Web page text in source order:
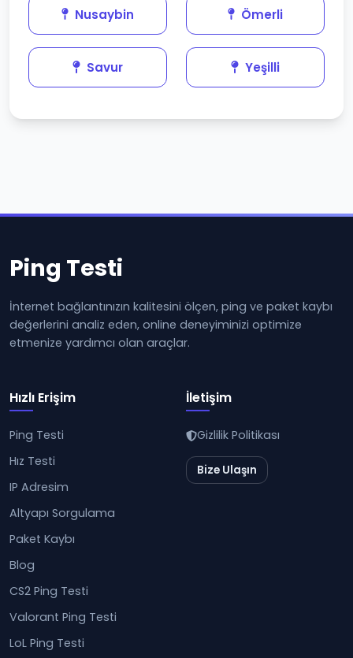
Nusaybin Ömerli
Savur Yeşilli
Ping Testi
İnternet bağlantınızın kalitesini ölçen, ping ve paket kaybı
değerlerini analiz eden, online deneyiminizi optimize
etmenize yardımcı olan araçlar.
Hızlı Erişim
Ping Testi
Hız Testi
IP Adresim
Altyapı Sorgulama
Paket Kaybı
Blog
CS2 Ping Testi
Valorant Ping Testi
LoL Ping Testi
İletişim
Gizlilik Politikası
Bize Ulaşın